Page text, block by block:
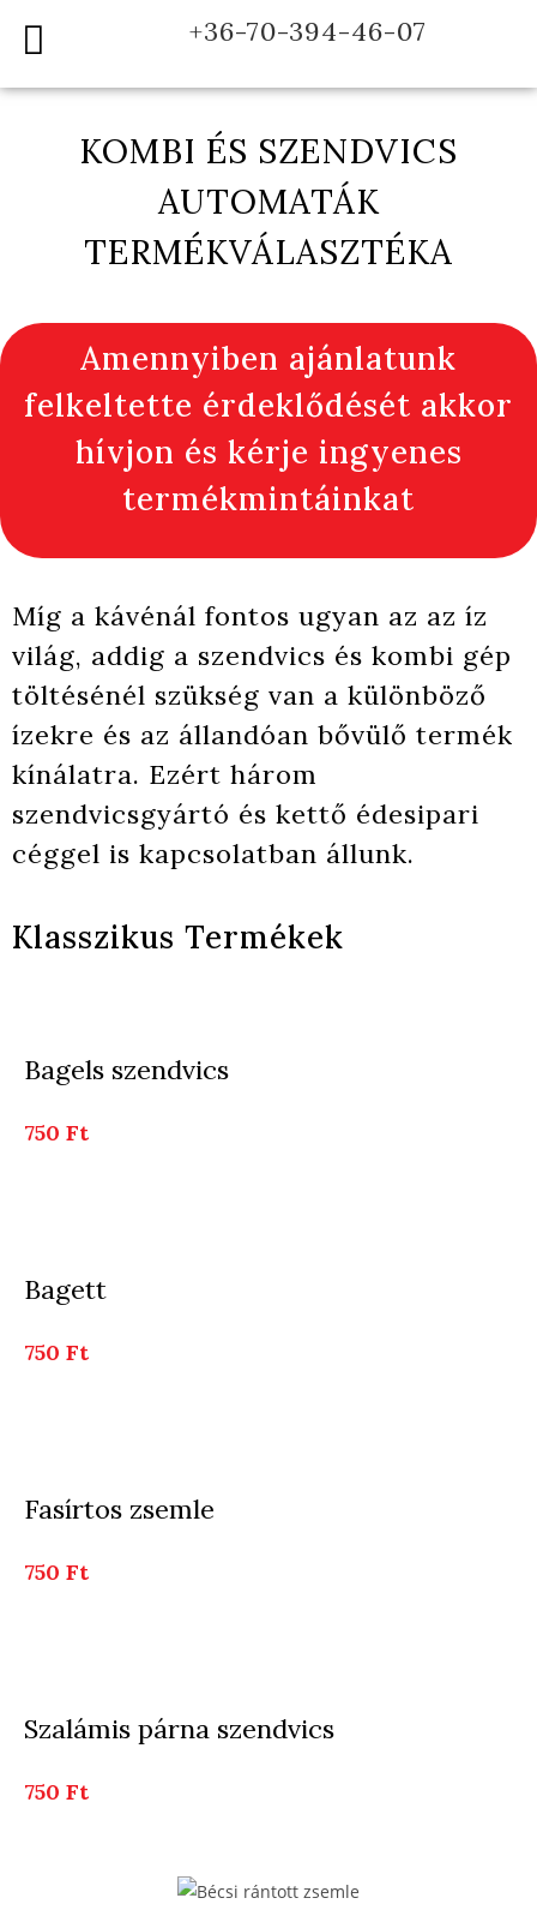
+36-70-394-46-07
KOMBI ÉS SZENDVICS
AUTOMATÁK
TERMÉKVÁLASZTÉKA
Amennyiben ajánlatunk
felkeltette érdeklődését akkor
hívjon és kérje ingyenes
termékmintáinkat
Míg a kávénál fontos ugyan az az íz
világ, addig a szendvics és kombi gép
töltésénél szükség van a különböző
ízekre és az állandóan bővülő termék
kínálatra. Ezért három
szendvicsgyártó és kettő édesipari
céggel is kapcsolatban állunk.
Klasszikus Termékek
Bagels szendvics
750 Ft
Bagett
750 Ft
Fasírtos zsemle
750 Ft
Szalámis párna szendvics
750 Ft